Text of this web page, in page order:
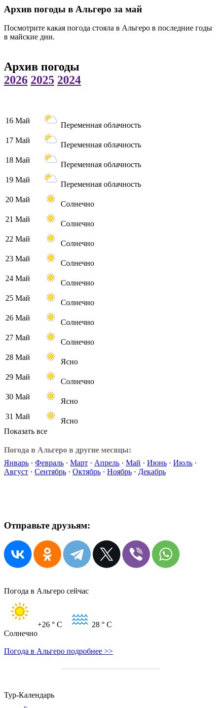
Архив погоды в Альгеро за май
Посмотрите какая погода стояла в Альгеро в последние годы
в майские дни.
Архив погоды
2026 2025 2024
16 Май
Переменная облачность
17 Май
Переменная облачность
18 Май
Переменная облачность
19 Май
Переменная облачность
20 Май
Солнечно
21 Май
Солнечно
22 Май
Солнечно
23 Май
Солнечно
24 Май
Солнечно
25 Май
Солнечно
26 Май
Солнечно
27 Май
Солнечно
28 Май
Ясно
29 Май
Солнечно
30 Май
Ясно
31 Май
Ясно
Показать все
Погода в Альгеро в другие месяцы:
Январь · Февраль · Март · Апрель · Май · Июнь · Июль ·
Август · Сентябрь · Октябрь · Ноябрь · Декабрь
Отправьте друзьям:
Погода в Альгеро сейчас
+26 ° C 28 ° C
Солнечно
Погода в Альгеро подробнее >>
Тур-Календарь